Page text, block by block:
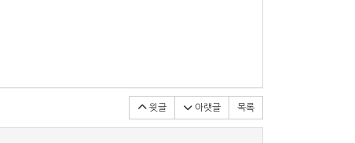
윗글 아랫글 목록